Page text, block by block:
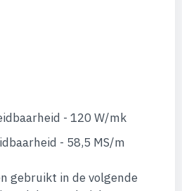
- 120 W/mk
- 58,5 MS/m
gebruikt in de volgende